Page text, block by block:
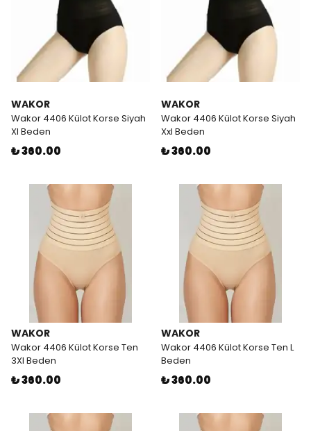
WAKOR
Wakor 4406 Külot Korse Siyah
Xl Beden
₺ 360.00
WAKOR
Wakor 4406 Külot Korse Siyah
Xxl Beden
₺ 360.00
WAKOR
Wakor 4406 Külot Korse Ten
3Xl Beden
₺ 360.00
WAKOR
Wakor 4406 Külot Korse Ten L
Beden
₺ 360.00